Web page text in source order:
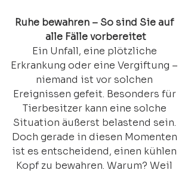
Ruhe bewahren – So sind Sie auf
alle Fälle vorbereitet
Ein Unfall, eine plötzliche
Erkrankung oder eine Vergiftung –
niemand ist vor solchen
Ereignissen gefeit. Besonders für
Tierbesitzer kann eine solche
Situation äußerst belastend sein.
Doch gerade in diesen Momenten
ist es entscheidend, einen kühlen
Kopf zu bewahren. Warum? Weil